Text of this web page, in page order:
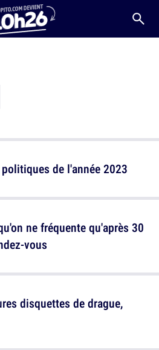
de l'année 2023
disquettes de drague,
ne fréquente qu'après 30
vous